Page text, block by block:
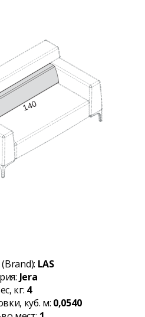
LAS
Jera
кг: 4
куб. м: 0,0540